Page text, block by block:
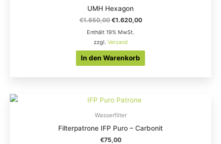
UMH Hexagon
€1.650,00 €1.620,00
Enthält 19% MwSt.
zzgl. Versand
In den Warenkorb
Wasserfilter
Filterpatrone IFP Puro – Carbonit
€75,00